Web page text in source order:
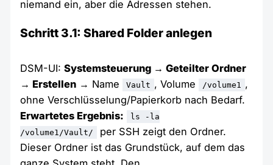
niemand ein, aber die Adressen stehen.
Schritt 3.1: Shared Folder anlegen
DSM-UI:Systemsteuerung → Geteilter Ordner
→ Erstellen → Name Vault , Volume /volume1 ,
ohne Verschlüsselung/Papierkorb nach Bedarf.
Erwartetes Ergebnis:
ls -la
/volume1/Vault/
per SSH zeigt den Ordner.
Dieser Ordner ist das Grundstück, auf dem das